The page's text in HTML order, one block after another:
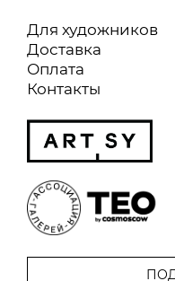
Для художников
Доставка
Оплата
Контакты